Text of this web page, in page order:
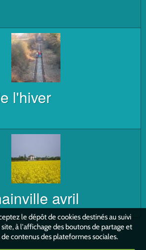
l'hiver
avril
le dépôt de cookies destinés au suivi
à l'affichage des boutons de partage et
contenus des plateformes sociales.